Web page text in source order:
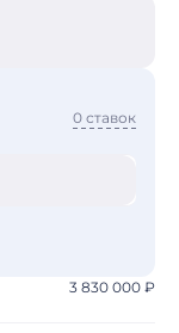
0 ставок
3 830 000 ₽